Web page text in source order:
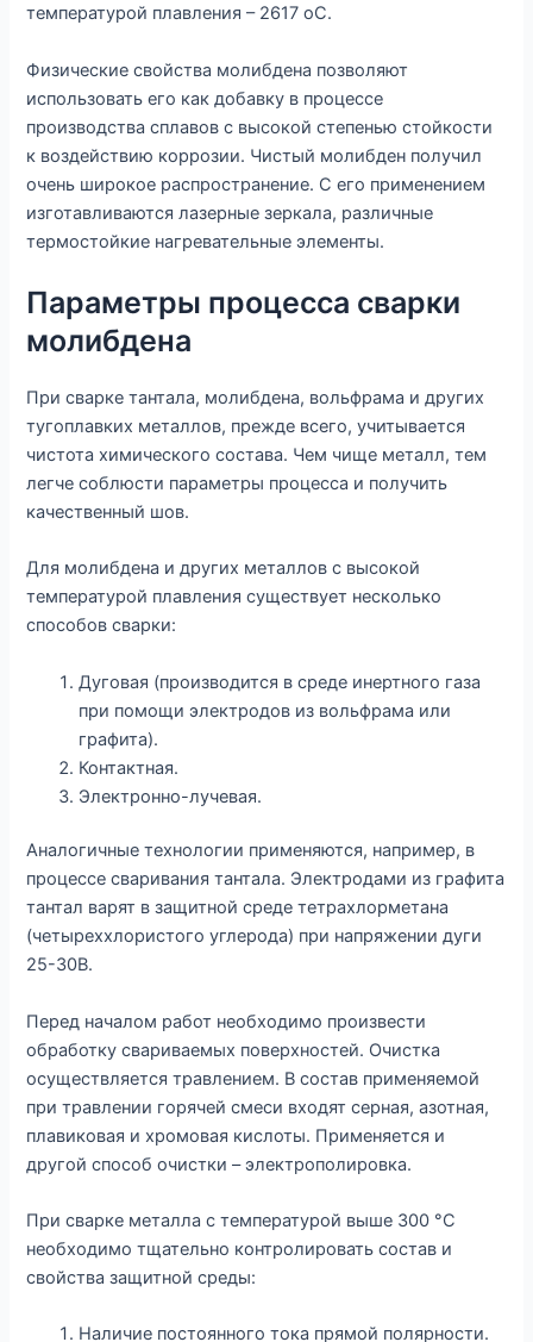
температурой плавления – 2617 оС.
Физические свойства молибдена позволяют
использовать его как добавку в процессе
производства сплавов с высокой степенью стойкости
к воздействию коррозии. Чистый молибден получил
очень широкое распространение. С его применением
изготавливаются лазерные зеркала, различные
термостойкие нагревательные элементы.
Параметры процесса сварки
молибдена
При сварке тантала, молибдена, вольфрама и других
тугоплавких металлов, прежде всего, учитывается
чистота химического состава. Чем чище металл, тем
легче соблюсти параметры процесса и получить
качественный шов.
Для молибдена и других металлов с высокой
температурой плавления существует несколько
способов сварки:
Дуговая (производится в среде инертного газа
при помощи электродов из вольфрама или
графита).
Контактная.
Электронно-лучевая.
Аналогичные технологии применяются, например, в
процессе сваривания тантала. Электродами из графита
тантал варят в защитной среде тетрахлорметана
(четыреххлористого углерода) при напряжении дуги
25-30В.
Перед началом работ необходимо произвести
обработку свариваемых поверхностей. Очистка
осуществляется травлением. В состав применяемой
при травлении горячей смеси входят серная, азотная,
плавиковая и хромовая кислоты. Применяется и
другой способ очистки – электрополировка.
При сварке металла с температурой выше 300 °С
необходимо тщательно контролировать состав и
свойства защитной среды:
Наличие постоянного тока прямой полярности.